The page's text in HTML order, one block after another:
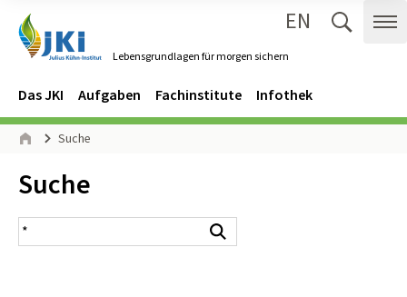
Lebensgrundlagen für morgen sichern
EN
Navigation
Hauptmenü
Das JKI Aufgaben Fachinstitute Infothek
Seitenpfad
Suche
Inhalt:
Suche
Suchergebnis